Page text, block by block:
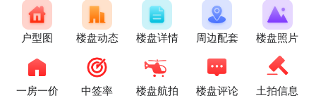
户型图 楼盘动态 楼盘详情 周边配套 楼盘照片
一房一价 中签率 楼盘航拍 楼盘评论 土拍信息